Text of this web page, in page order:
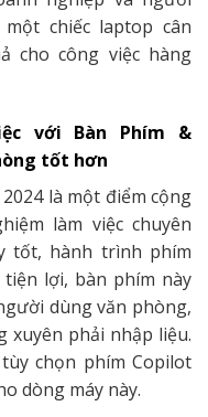
chiếc laptop cân
cho công việc hàng
với Bàn Phím &
tốt hơn
là một điểm cộng
làm việc chuyên
tốt, hành trình phím
lợi, bàn phím này
dùng văn phòng,
phải nhập liệu.
chọn phím Copilot
dòng máy này.